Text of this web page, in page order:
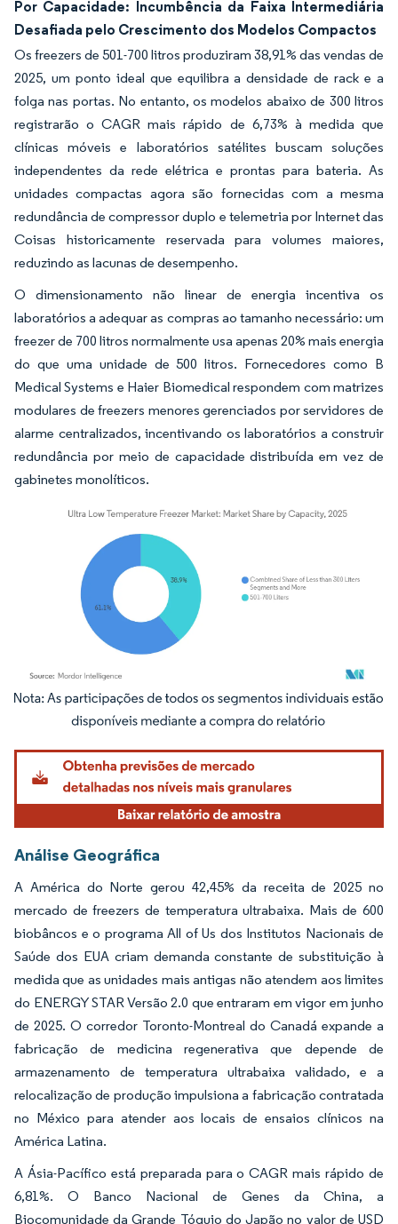
Por Capacidade: Incumbência da Faixa Intermediária
Desafiada pelo Crescimento dos Modelos Compactos
Os freezers de 501-700 litros produziram 38,91% das vendas de
2025, um ponto ideal que equilibra a densidade de rack e a
folga nas portas. No entanto, os modelos abaixo de 300 litros
registrarão o CAGR mais rápido de 6,73% à medida que
clínicas móveis e laboratórios satélites buscam soluções
independentes da rede elétrica e prontas para bateria. As
unidades compactas agora são fornecidas com a mesma
redundância de compressor duplo e telemetria por Internet das
Coisas historicamente reservada para volumes maiores,
reduzindo as lacunas de desempenho.
O dimensionamento não linear de energia incentiva os
laboratórios a adequar as compras ao tamanho necessário: um
freezer de 700 litros normalmente usa apenas 20% mais energia
do que uma unidade de 500 litros. Fornecedores como B
Medical Systems e Haier Biomedical respondem com matrizes
modulares de freezers menores gerenciados por servidores de
alarme centralizados, incentivando os laboratórios a construir
redundância por meio de capacidade distribuída em vez de
gabinetes monolíticos.
Imagem © Mordor Intelligence. O reuso requer atribuição conforme CC BY 4.0.
Análise Geográfica
A América do Norte gerou 42,45% da receita de 2025 no
mercado de freezers de temperatura ultrabaixa. Mais de 600
biobâncos e o programa All of Us dos Institutos Nacionais de
Saúde dos EUA criam demanda constante de substituição à
medida que as unidades mais antigas não atendem aos limites
do ENERGY STAR Versão 2.0 que entraram em vigor em junho
de 2025. O corredor Toronto-Montreal do Canadá expande a
fabricação de medicina regenerativa que depende de
armazenamento de temperatura ultrabaixa validado, e a
relocalização de produção impulsiona a fabricação contratada
no México para atender aos locais de ensaios clínicos na
América Latina.
A Ásia-Pacífico está preparada para o CAGR mais rápido de
6,81%. O Banco Nacional de Genes da China, a
Biocomunidade da Grande Tóquio do Japão no valor de USD